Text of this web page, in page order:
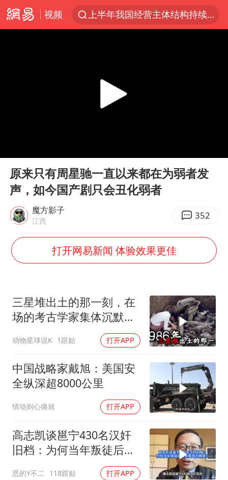
视频
上半年我国经营主体结构持续优化
王艺迪无缘横滨赛决赛
以军士兵把枪口对准中国记者
灌溉水坝被隔成鱼塘 村民投诉20余年
萌娃帮爷爷脱玉米 卖力干活超可爱
奋力开创中国式现代化建设新局面
Play
原来只有周星驰一直以来都在为弱者发
声，如今国产剧只会丑化弱者
魔方影子
江西 352
打开网易新闻 体验效果更佳
三星堆出土的那一刻，在
场的考古学家集体沉默
了，颠覆所有人的认知
动物星球说K 1跟贴 打开APP
中国战略家戴旭：美国安
全纵深超8000公里
情动则心痛就 打开APP
高志凯谈邕宁430名汉奸
旧档：为何当年叛徒后人
恶的Y不二 118跟贴 打开APP